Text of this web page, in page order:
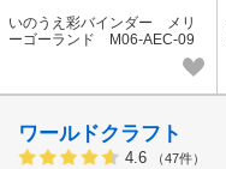
いのうえ彩バインダー メリ
ーゴーランド M06-AEC-09
ワールドクラフト
4.6 （47件）